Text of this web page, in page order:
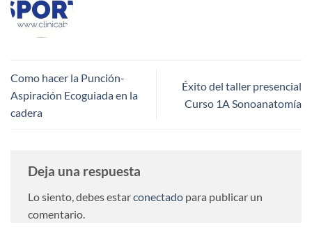
Como hacer la Punción-
Aspiración Ecoguiada en la
cadera
Éxito del taller presencial
Curso 1A Sonoanatomía
Deja una respuesta
Lo siento, debes estarconectado para publicar un
comentario.